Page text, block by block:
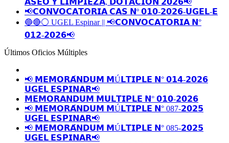
𝗔𝗦𝗘𝗢 𝗬 𝗟𝗜𝗠𝗣𝗜𝗘𝗭𝗔, 𝗗𝗢𝗧𝗔𝗖𝗜𝗢́𝗡 𝟮𝟬𝟮𝟲📢
📢𝗖𝗢𝗡𝗩𝗢𝗖𝗔𝗧𝗢𝗥𝗜𝗔 𝗖𝗔𝗦 𝗡º 𝟬𝟭𝟬-𝟮𝟬𝟮𝟲-𝗨𝗚𝗘𝗟-𝗘
🔵🔴⚪️ UGEL Espinar || 📢𝗖𝗢𝗡𝗩𝗢𝗖𝗔𝗧𝗢𝗥𝗜𝗔 𝗡°
𝟬𝟭𝟮-𝟮𝟬𝟮𝟲📢
Últimos Oficios Múltiples
📢 𝗠𝗘𝗠𝗢𝗥𝗔́𝗡𝗗𝗨𝗠 𝗠Ú𝗟𝗧𝗜𝗣𝗟𝗘 𝗡° 𝟬𝟭𝟰-𝟮𝟬𝟮𝟲
𝗨𝗚𝗘𝗟 𝗘𝗦𝗣𝗜𝗡𝗔𝗥📢
𝗠𝗘𝗠𝗢𝗥𝗔𝗡𝗗𝗨𝗠 𝗠𝗨𝗟𝗧𝗜𝗣𝗟𝗘 𝗡° 𝟬𝟭𝟬-𝟮𝟬𝟮𝟲
📢 𝗠𝗘𝗠𝗢𝗥𝗔́𝗡𝗗𝗨𝗠 𝗠Ú𝗟𝗧𝗜𝗣𝗟𝗘 𝗡° 087-𝟮𝟬𝟮𝟱
𝗨𝗚𝗘𝗟 𝗘𝗦𝗣𝗜𝗡𝗔𝗥📢
📢 𝗠𝗘𝗠𝗢𝗥𝗔́𝗡𝗗𝗨𝗠 𝗠Ú𝗟𝗧𝗜𝗣𝗟𝗘 𝗡° 085-𝟮𝟬𝟮𝟱
𝗨𝗚𝗘𝗟 𝗘𝗦𝗣𝗜𝗡𝗔𝗥📢